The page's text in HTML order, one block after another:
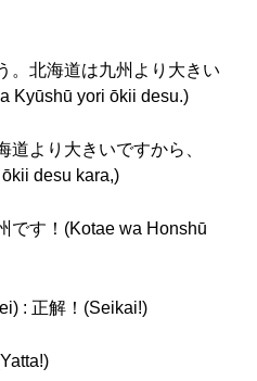
。北海道は九州より大きい
Kyūshū yori ōkii desu.)
道より大きいですから、
desu kara,)
です！(Kotae wa Honshū
: 正解！(Seikai!)